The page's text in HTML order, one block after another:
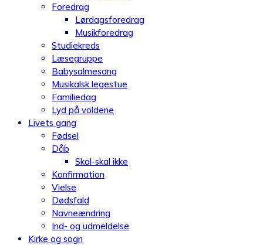
Foredrag
Lørdagsforedrag
Musikforedrag
Studiekreds
Læsegruppe
Babysalmesang
Musikalsk legestue
Familiedag
Lyd på voldene
Livets gang
Fødsel
Dåb
Skal-skal ikke
Konfirmation
Vielse
Dødsfald
Navneændring
Ind- og udmeldelse
Kirke og sogn